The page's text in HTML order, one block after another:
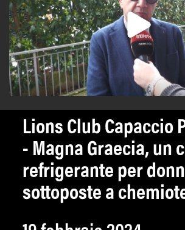
Lions Club Capaccio
- Magna Graecia, un
refrigerante per
sottoposte a